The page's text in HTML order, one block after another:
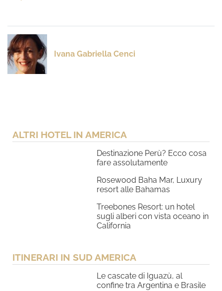
Ivana Gabriella Cenci
ALTRI HOTEL IN AMERICA
Destinazione Perù? Ecco cosa
fare assolutamente
Rosewood Baha Mar, Luxury
resort alle Bahamas
Treebones Resort: un hotel
sugli alberi con vista oceano in
California
ITINERARI IN SUD AMERICA
Le cascate di Iguazù, al
confine tra Argentina e Brasile